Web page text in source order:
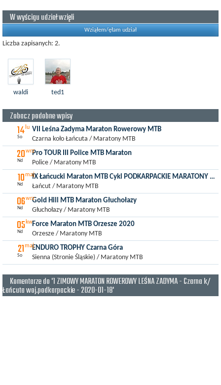
W wyścigu udział wzięli
Wziąłem/ęłam udział
Liczba zapisanych: 2.
waldi ted1
Zobacz podobne wpisy
14 lu
So
VII Leśna Zadyma Maraton Rowerowy MTB
Czarna koło Łańcuta / Maratony MTB
20wrz
Nd
Pro TOUR III Police MTB Maraton
Police / Maratony MTB
10maj
Nd
IX Łańcucki Maraton MTB Cykl PODKARPACKIE MARATONY MTB SZPRYCHA
Łańcut / Maratony MTB
06wrz
Nd
Gold Hill MTB Maraton Głuchołazy
Głuchołazy / Maratony MTB
05 kw
Nd
Force Maraton MTB Orzesze 2020
Orzesze / Maratony MTB
21maj
So
ENDURO TROPHY Czarna Góra
Sienna (Stronie Śląskie) / Maratony MTB
Komentarze do '1 ZIMOWY MARATON ROWEROWY LEŚNA ZADYMA - Czarna k/
Łańcuta woj.podkarpackie - 2020-01-18'